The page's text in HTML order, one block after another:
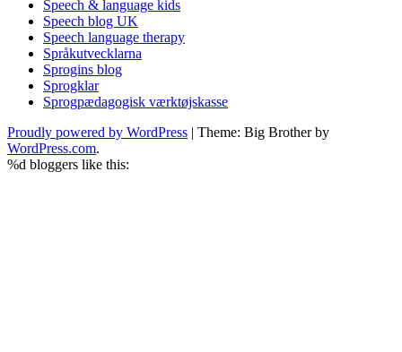
Speech & language kids
Speech blog UK
Speech language therapy
Språkutvecklarna
Sprogins blog
Sprogklar
Sprogpædagogisk værktøjskasse
Proudly powered by WordPress | Theme: Big Brother by
WordPress.com.
%d bloggers like this: